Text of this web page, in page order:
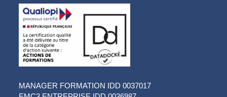
MANAGER FORMATION IDD 0037017